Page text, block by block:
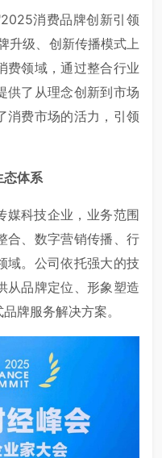
消费品牌创新引领
升级、创新传播模式上
费领域，通过整合行业
供了从理念创新到市场
消费市场的活力，引领
态体系
媒科技企业，业务范围
合、数字营销传播、行
域。公司依托强大的技
从品牌定位、形象塑造
牌服务解决方案。